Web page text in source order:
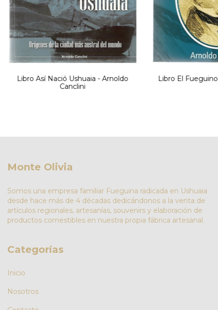
Libro Así Nació Ushuaia - Arnoldo
Canclini
Libro El
Monte Olivia
Somos una empresa familiar Fueguina radicada en Ushuaia
desde hace más de 4 décadas dedicándonos a la venta de
artículos regionales, artesanías, souvenirs y elaboración de
productos comestibles en nuestra propia fábrica artesanal.
Categorías
Inicio
Nosotros